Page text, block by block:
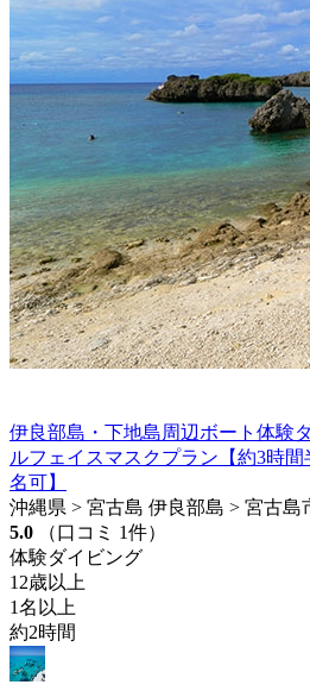
伊良部島・下地島周辺ボート体験
ルフェイスマスクプラン【約3時間
名可】
沖縄県 > 宮古島 伊良部島 > 宮古島
5.0
（口コミ 1件）
体験ダイビング
12歳以上
1名以上
約2時間